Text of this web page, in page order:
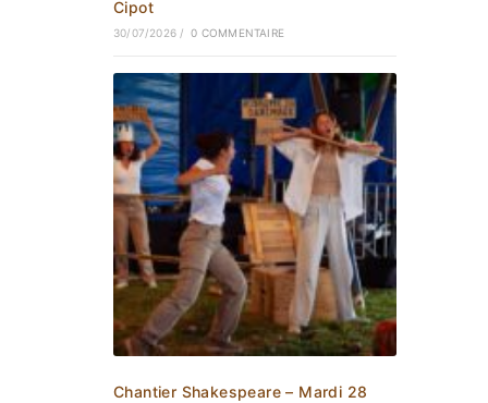
Cipot
30/07/2026 / 0 COMMENTAIRE
Chantier Shakespeare – Mardi 28